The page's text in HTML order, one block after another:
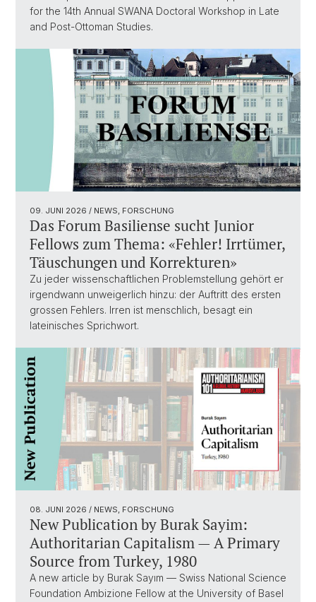
for the 14th Annual SWANA Doctoral Workshop in Late
and Post-Ottoman Studies.
09. JUNI 2026 / NEWS, FORSCHUNG
Das Forum Basiliense sucht Junior
Fellows zum Thema: «Fehler! Irrtümer,
Täuschungen und Korrekturen»
Zu jeder wissenschaftlichen Problemstellung gehört er
irgendwann unweigerlich hinzu: der Auftritt des ersten
grossen Fehlers. Irren ist menschlich, besagt ein
lateinisches Sprichwort.
08. JUNI 2026 / NEWS, FORSCHUNG
New Publication by Burak Sayim:
Authoritarian Capitalism — A Primary
Source from Turkey, 1980
A new article by Burak Sayım — Swiss National Science
Foundation Ambizione Fellow at the University of Basel